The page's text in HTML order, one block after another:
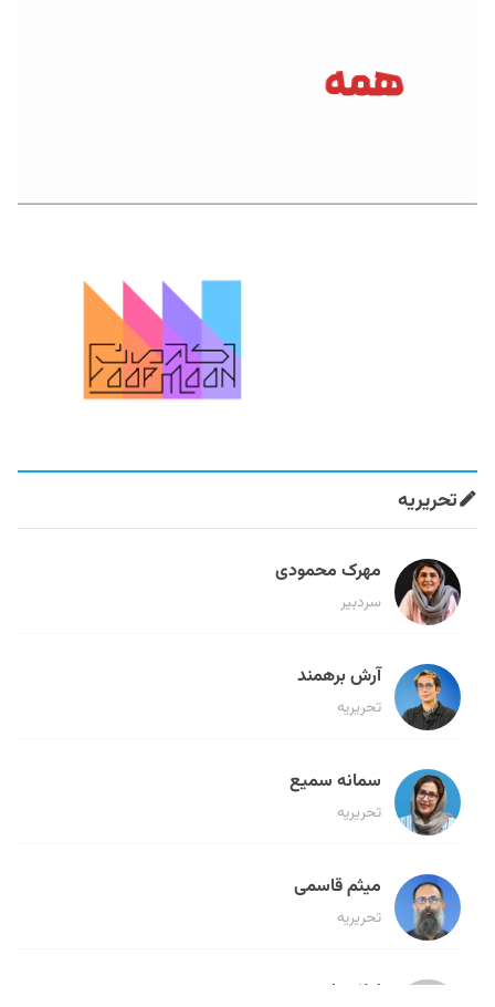
تحریریه
مهرک محمودی
سردبیر
آرش برهمند
تحریریه
سمانه سمیع
تحریریه
میثم قاسمی
تحریریه
لیلا حنارود